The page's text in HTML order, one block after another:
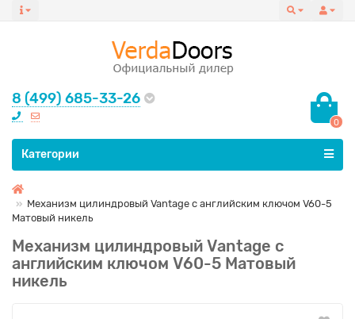
8 (499) 685-33-26
0
Все категории
Категории
Механизм цилиндровый Vantage с английским ключом V60-5
Матовый никель
Механизм цилиндровый Vantage с
английским ключом V60-5 Матовый
никель